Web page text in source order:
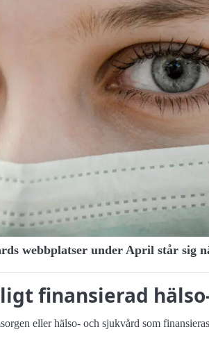
webbplatser under April står sig
finansierad
eller hälso- och sjukvård som